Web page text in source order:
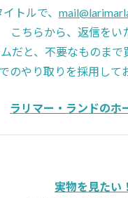
トルで、
こちらから、返信をい
だと、不要なものまで
のやり取りを採用して
ラリマー・ランドのホ
実物を見たい！